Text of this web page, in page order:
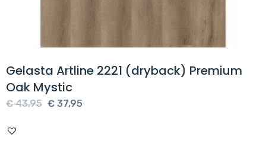
Gelasta Artline 2221 (dryback) Premium
Oak Mystic
€43,95 Oorspronkelijke
€ 37,95